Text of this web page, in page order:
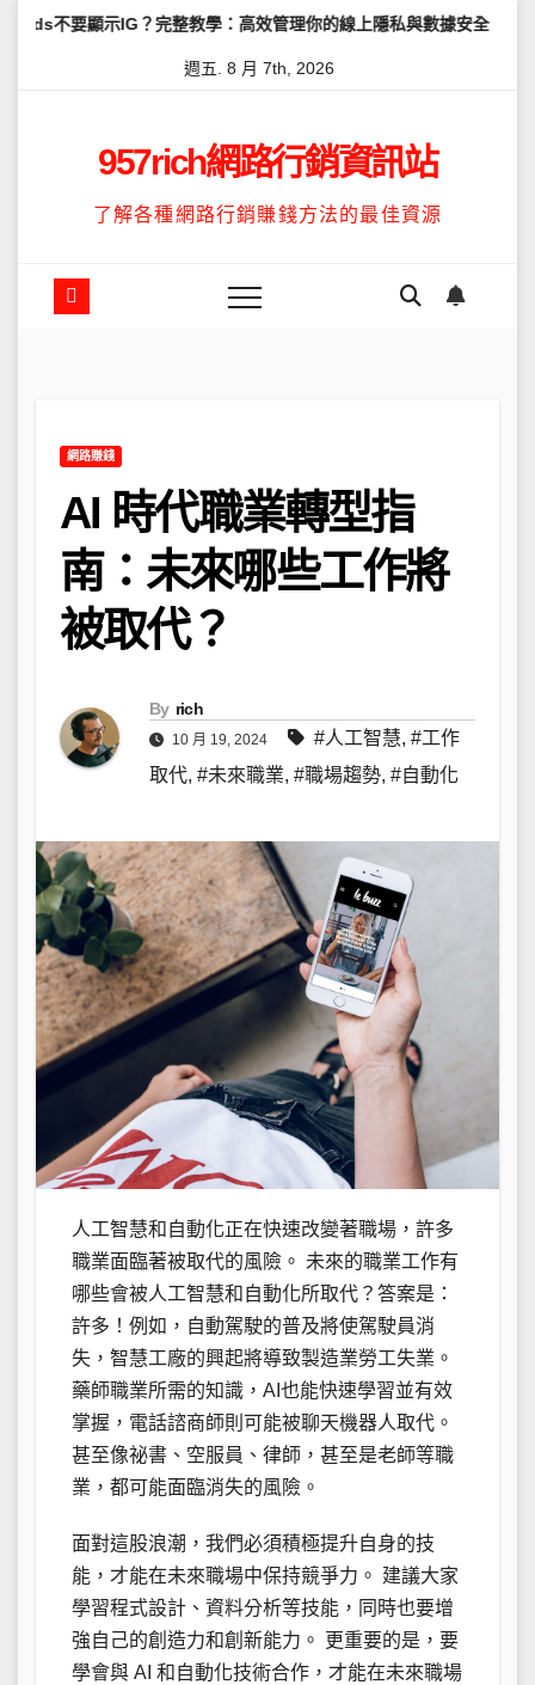
完整教學：高效管理你的線上隱私與數據安全 怎麼讓Threads
週五. 8 月 7th, 2026
957rich網路行銷資訊站
了解各種網路行銷賺錢方法的最佳資源
網路賺錢
AI 時代職業轉型指
南：未來哪些工作將
被取代？
By rich
10 月 19, 2024 #人工智慧, #工作
取代, #未來職業, #職場趨勢, #自動化
人工智慧和自動化正在快速改變著職場，許多
職業面臨著被取代的風險。 未來的職業工作有
哪些會被人工智慧和自動化所取代？答案是：
許多！例如，自動駕駛的普及將使駕駛員消
失，智慧工廠的興起將導致製造業勞工失業。
藥師職業所需的知識，AI也能快速學習並有效
掌握，電話諮商師則可能被聊天機器人取代。
甚至像祕書、空服員、律師，甚至是老師等職
業，都可能面臨消失的風險。
面對這股浪潮，我們必須積極提升自身的技
能，才能在未來職場中保持競爭力。 建議大家
學習程式設計、資料分析等技能，同時也要增
強自己的創造力和創新能力。 更重要的是，要
學會與 AI 和自動化技術合作，才能在未來職場